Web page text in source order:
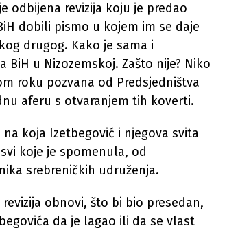
odbijena revizija koju je predao
dobili pismo u kojem im se daje
drugog. Kako je sama i
u Nizozemskoj. Zašto nije? Niko
roku pozvana od Predsjedništva
aferu s otvaranjem tih koverti.
koja Izetbegović i njegova svita
koje je spomenula, od
srebreničkih udruženja.
obnovi, što bi bio presedan,
da je lagao ili da se vlast